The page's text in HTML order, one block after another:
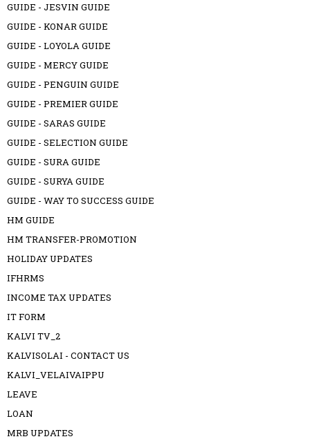
GUIDE - JESVIN GUIDE
GUIDE - KONAR GUIDE
GUIDE - LOYOLA GUIDE
GUIDE - MERCY GUIDE
GUIDE - PENGUIN GUIDE
GUIDE - PREMIER GUIDE
GUIDE - SARAS GUIDE
GUIDE - SELECTION GUIDE
GUIDE - SURA GUIDE
GUIDE - SURYA GUIDE
GUIDE - WAY TO SUCCESS GUIDE
HM GUIDE
HM TRANSFER-PROMOTION
HOLIDAY UPDATES
IFHRMS
INCOME TAX UPDATES
IT FORM
KALVI TV_2
KALVISOLAI - CONTACT US
KALVI_VELAIVAIPPU
LEAVE
LOAN
MRB UPDATES